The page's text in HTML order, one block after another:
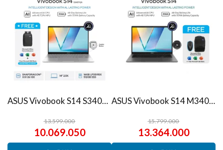
ASUS Vivobook S14 S3407QA – IPSP151M – Matte Gray
13.599.000
10.069.050
ASUS Vivobook S14 M3407HA Ryzen 7 260 1TB SSD 16GB WUXGA IPS Win11+OHS
15.799.000
13.364.000